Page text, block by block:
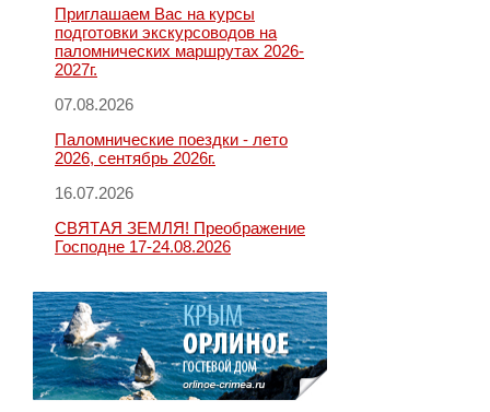
Приглашаем Вас на курсы
подготовки экскурсоводов на
паломнических маршрутах 2026-
2027г.
07.08.2026
Паломнические поездки - лето
2026, сентябрь 2026г.
16.07.2026
СВЯТАЯ ЗЕМЛЯ! Преображение
Господне 17-24.08.2026